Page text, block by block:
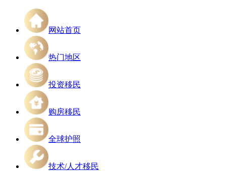
网站首页
热门地区
投资移民
购房移民
全球护照
技术/人才移民